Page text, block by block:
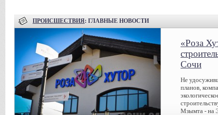
ПРОИСШЕСТВИЯ: ГЛАВНЫЕ НОВОСТИ
«Роза
Сочи
Не
планов,
Мзымта - на